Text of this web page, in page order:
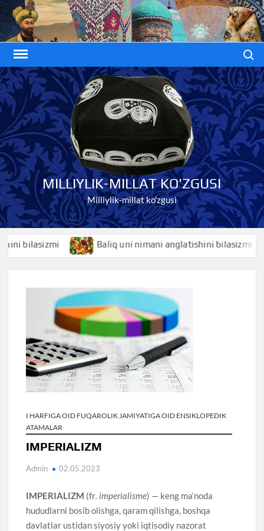
Skip
to
content
MILLIYLIK-MILLAT KO'ZGUSI
Milliylik-millat ko'zgusi
Baliq uni nimani anglatishini bilasizmi
I HARFIGA OID FUQAROLIK JAMIYATIGA OID ENSIKLOPEDIK
ATAMALAR
IMPERIALIZM
Admin 02.05.2023
IMPERIALIZM (fr . imperialisme) — keng ma‘noda
hududlarni bosib olishga, qaram qilishga, boshqa
davlatlar ustidan siyosiy yoki iqtisodiy nazorat